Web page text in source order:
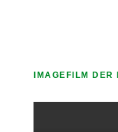
IMAGEFILM